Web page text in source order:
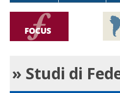
governo
» Studi di